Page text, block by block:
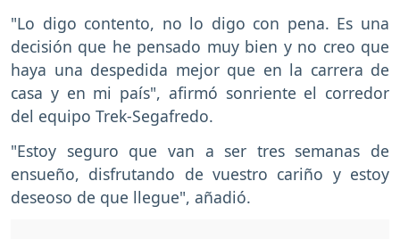
"Lo digo contento, no lo digo con pena. Es una
decisión que he pensado muy bien y no creo que
haya una despedida mejor que en la carrera de
casa y en mi país", afirmó sonriente el corredor
del equipo Trek-Segafredo.
"Estoy seguro que van a ser tres semanas de
ensueño, disfrutando de vuestro cariño y estoy
deseoso de que llegue", añadió.